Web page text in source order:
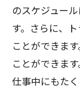
のスケジュー
す。さらに、
ことができま
ことができま
仕事中にもた